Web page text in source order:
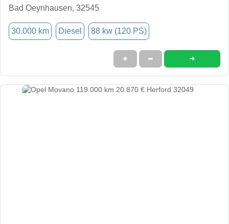
Bad Oeynhausen, 32545
30.000 km Diesel 88 kw (120 PS)
★ ➦ ➜